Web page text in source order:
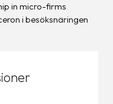
in micro-firms
i besöksnäringen